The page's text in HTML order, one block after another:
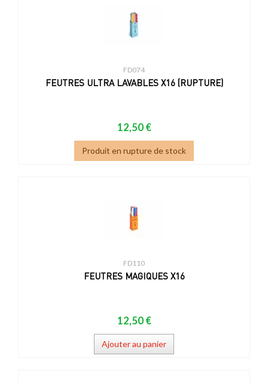
FD074
FEUTRES ULTRA LAVABLES X16 (RUPTURE)
12,50 €
Produit en rupture de stock
FD110
FEUTRES MAGIQUES X16
12,50 €
Ajouter au panier